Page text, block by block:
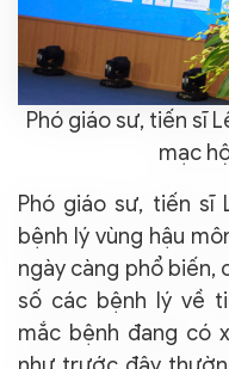
Phó giáo sư, tiến sĩ
mạc
Phó giáo sư, tiến sĩ
bệnh lý vùng hậu
ngày càng phổ biến,
số các bệnh lý về
mắc bệnh đang có